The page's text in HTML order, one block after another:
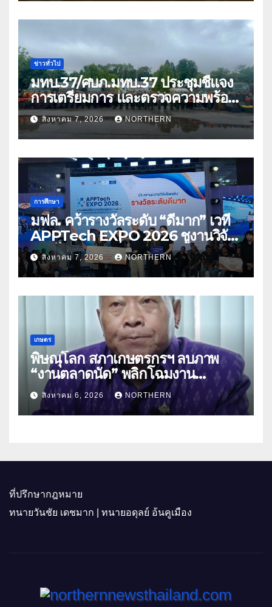
ข่าวทั่วไป
มทบ.37/ศบภ.มทบ.37 ประชุมชี้แจง
การเตรียมการ และตรวจความพร้อม
ด้านการบรรเทาสาธารณภัย
สิงหาคม 7, 2026 NORTHERN
การศึกษา
มฟล. คว้ารางวัลระดับ “ดีมาก” เวที
APPTech EXPO 2026 ชูงานวิจัย
สมุนไพร ขับเคลื่อนนวัตกรรมสู่เชิง
พาณิชย์
สิงหาคม 7, 2026 NORTHERN
เกษตร
พิษณุโลก สภาเกษตรกรฯ ลบภาพ
“งานตลาดนัด” พลิกโฉมงาน
“เกษตรรุ่งเรืองเมืองสองแคว 69” มุ่ง
ประโยชน์เกษตรกร ดึงนวัตกรรม-จับ
คู่ธุรกิจดันสินค้าเกษตรสู่สากล (คลิป)
สิงหาคม 6, 2026 NORTHERN
ที่ปรึกษากฎหมาย
ทนายวันชัย เดชมาก | ทนายอดุลย์ อ้นคูเมือง